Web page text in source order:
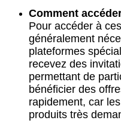
Comment
Pour accéder à
généralement
plateformes
recevez des
permettant de
bénéficier des
rapidement, car
produits très